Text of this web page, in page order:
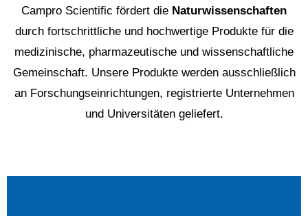
Campro Scientific fördert die Naturwissenschaften
durch fortschrittliche und hochwertige Produkte für die
medizinische, pharmazeutische und wissenschaftliche
Gemeinschaft. Unsere Produkte werden ausschließlich
an Forschungseinrichtungen, registrierte Unternehmen
und Universitäten geliefert.